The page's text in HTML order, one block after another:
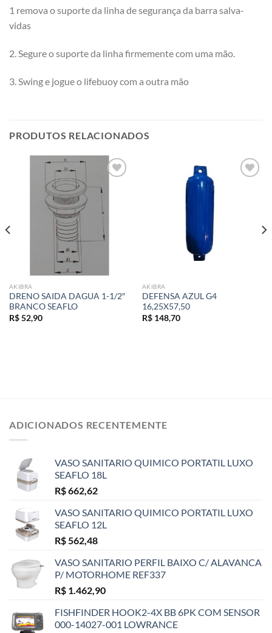
1 remova o suporte da linha de segurança da barra salva-
vidas
2. Segure o suporte da linha firmemente com uma mão.
3. Swing e jogue o lifebuoy com a outra mão
PRODUTOS RELACIONADOS
wishlist
AKIBRA
DRENO SAIDA DAGUA 1-1/2″
BRANCO SEAFLO
R$52,90
AKIBRA
DEFENSA AZUL G4
16,25X57,50
R$148,70
ADICIONADOS RECENTEMENTE
VASO SANITARIO QUIMICO PORTATIL LUXO
SEAFLO 18L
R$662,62
VASO SANITARIO QUIMICO PORTATIL LUXO
SEAFLO 12L
R$562,48
VASO SANITARIO PERFIL BAIXO C/ ALAVANCA
P/ MOTORHOME REF337
R$ 1.462,90
FISHFINDER HOOK2-4X BB 6PK COM SENSOR
000-14027-001 LOWRANCE